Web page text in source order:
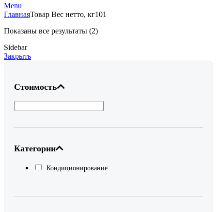
Menu
ГлавнаяТовар Вес нетто, кг101
Показаны все результаты (2)
Sidebar
Закрыть
Стоимость
Категории
Кондиционирование